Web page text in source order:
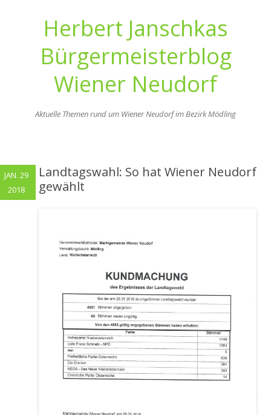
Herbert Janschkas
Bürgermeisterblog
Wiener Neudorf
Aktuelle Themen rund um Wiener Neudorf im Bezirk Mödling
Landtagswahl: So hat Wiener Neudorf
gewählt
JAN. 29
2018